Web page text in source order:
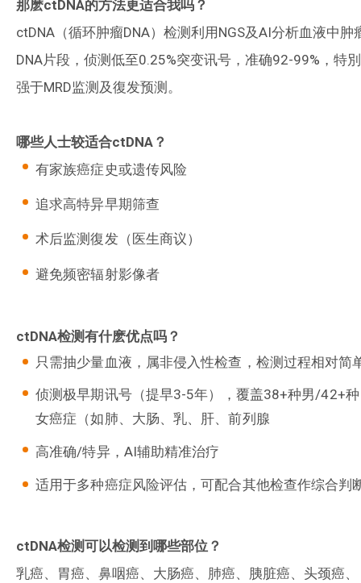
那麽ctDNA的方法更适合我吗？
ctDNA（循环肿瘤DNA）检测利用NGS及AI分析血液中肿
DNA片段，侦测低至0.25%突变讯号，准确92-99%，特別
强于MRD监测及復发预测。
哪些人士较适合ctDNA？
有家族癌症史或遗传风险
追求高特异早期筛查
术后监测復发（医生商议）
避免频密辐射影像者
ctDNA检测有什麽优点吗？
只需抽少量血液，属非侵入性检查，检测过程相对简
侦测极早期讯号（提早3-5年），覆盖38+种男/42+种
女癌症（如肺、大肠、乳、肝、前列腺
高准确/特异，AI辅助精准治疗
适用于多种癌症风险评估，可配合其他检查作综合判
ctDNA检测可以检测到哪些部位？
乳癌、胃癌、鼻咽癌、大肠癌、肺癌、胰脏癌、头颈癌、